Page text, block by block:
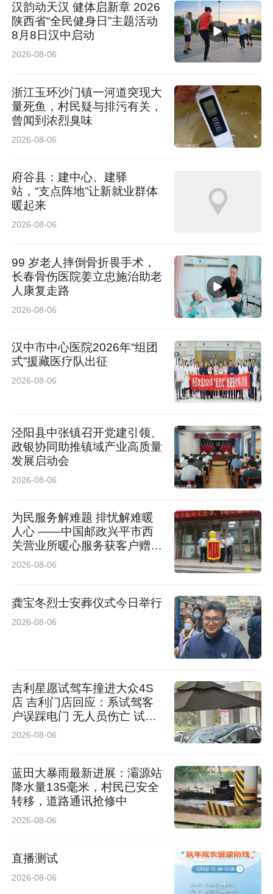
汉韵动天汉 健体启新章 2026
陕西省“全民健身日”主题活动
8月8日汉中启动
2026-08-06
浙江玉环沙门镇一河道突现大
量死鱼，村民疑与排污有关，
曾闻到浓烈臭味
2026-08-06
府谷县：建中心、建驿
站，“支点阵地”让新就业群体
暖起来
2026-08-06
99 岁老人摔倒骨折畏手术，
长春骨伤医院姜立忠施治助老
人康复走路
2026-08-06
汉中市中心医院2026年“组团
式”援藏医疗队出征
2026-08-06
泾阳县中张镇召开党建引领、
政银协同助推镇域产业高质量
发展启动会
2026-08-06
为民服务解难题 排忧解难暖
人心 ——中国邮政兴平市西
关营业所暖心服务获客户赠送
锦旗
2026-08-06
龚宝冬烈士安葬仪式今日举行
2026-08-06
吉利星愿试驾车撞进大众4S
店 吉利门店回应：系试驾客
户误踩电门 无人员伤亡 试驾
车有全额保险
2026-08-06
蓝田大暴雨最新进展：灞源站
降水量135毫米，村民已安全
转移，道路通讯抢修中
2026-08-06
直播测试
2026-08-06